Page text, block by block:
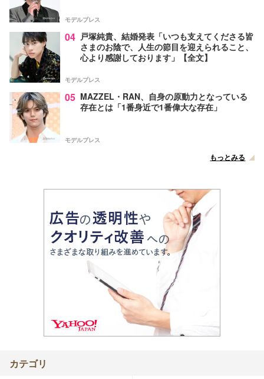
モデルプレス
04 戸塚純貴、結婚発表「いつも支えてくださる皆
さまのお陰で、人生の節目を迎えられること、
心より感謝しております」【全文】
モデルプレス
05 MAZZEL・RAN、自身の原動力となっている
存在とは「1番身近で1番偉大な存在」
モデルプレス
もっとみる
カテゴリ